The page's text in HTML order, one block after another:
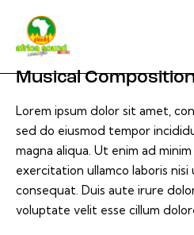
Musical
Lorem ipsum dolor sit amet,
sed do eiusmod tempor
magna aliqua. Ut enim ad
exercitation ullamco laboris
consequat. Duis aute irure
voluptate velit esse cillum